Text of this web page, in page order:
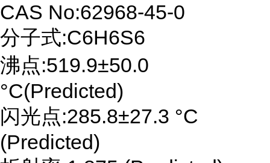
CAS No:62968-45-0
分子式:C6H6S6
沸点:519.9±50.0
°C(Predicted)
闪光点:285.8±27.3 °C
(Predicted)